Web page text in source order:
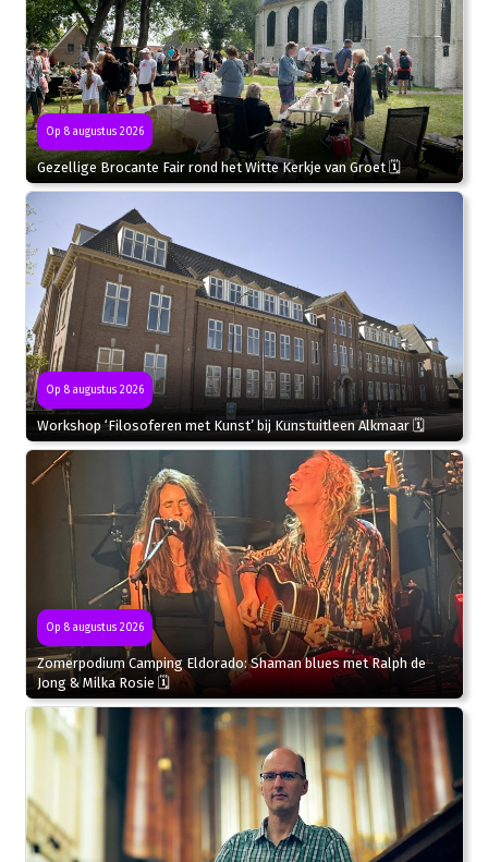
Op 8 augustus 2026
Gezellige Brocante Fair rond het Witte Kerkje van Groet 🗓
Op 8 augustus 2026
Workshop ‘Filosoferen met Kunst’ bij Kunstuitleen Alkmaar 🗓
Op 8 augustus 2026
Zomerpodium Camping Eldorado: Shaman blues met Ralph de
Jong & Milka Rosie 🗓